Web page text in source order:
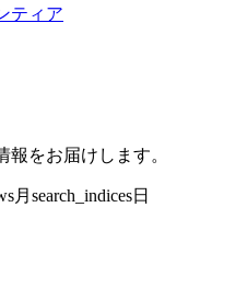
ティア
をお届けします。
月search_indices日